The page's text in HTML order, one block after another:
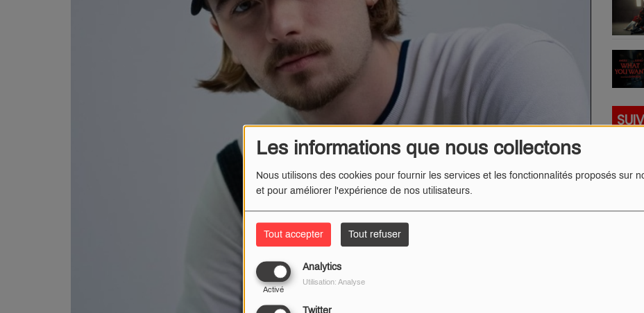
Les informations que nous collectons
Nous utilisons des cookies pour fournir les services et les fonctionnalités proposés sur
et pour améliorer l'expérience de nos utilisateurs.
Tout accepter Tout refuser
Analytics
Activé
Utilisation: Analyse
Twitter